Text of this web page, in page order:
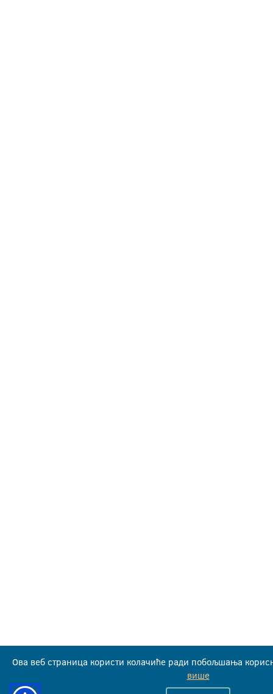
Ова веб страница користи колачиће ради побољшања
више